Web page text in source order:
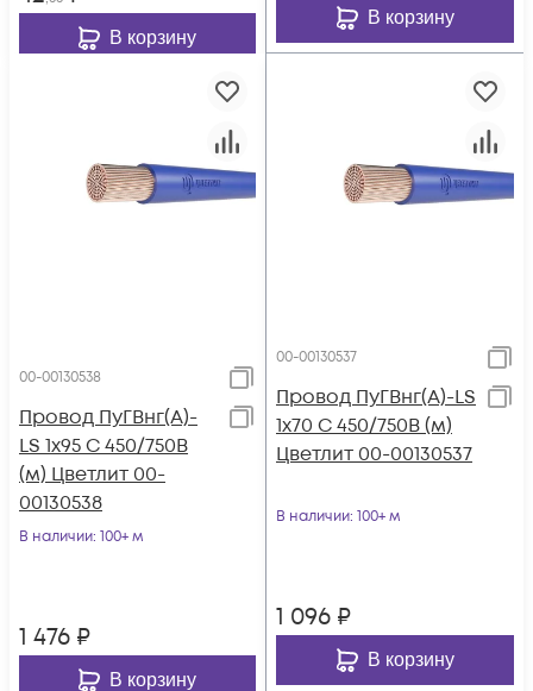
В корзину
В корзину
00-00130538
Провод ПуГВнг(А)-
LS 1х95 С 450/750В
(м) Цветлит 00-
00130538
В наличии: 100+ м
1 476 ₽
В корзину
00-00130537
Провод ПуГВнг(А)-LS
1х70 С 450/750В (м)
Цветлит 00-00130537
В наличии: 100+ м
1 096 ₽
В корзину